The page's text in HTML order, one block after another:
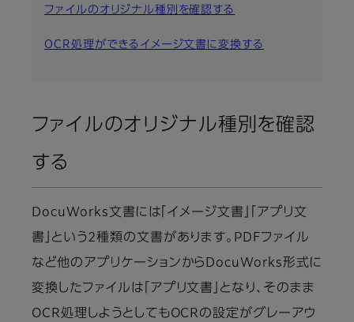
ファイルのオリジナル種別を確認する
OCR処理ができるイメージ文書に変換する
ファイルのオリジナル種別を確認
する
DocuWorks文書には「イメージ文書」「アプリ文
書」という2種類の文書があります。PDFファイル
など他のアプリケーションからDocuWorks形式に
変換したファイルは「アプリ文書」となり、そのまま
OCR処理しようとしてもOCRの設定がグレーアウ